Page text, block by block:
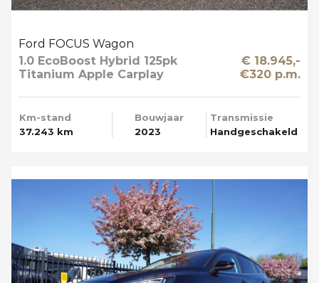
Ford FOCUS Wagon
1.0 EcoBoost Hybrid 125pk
Titanium Apple Carplay
€ 18.945,-
€320 p.m.
Km-stand
37.243 km
Bouwjaar
2023
Transmissie
Handgeschakeld